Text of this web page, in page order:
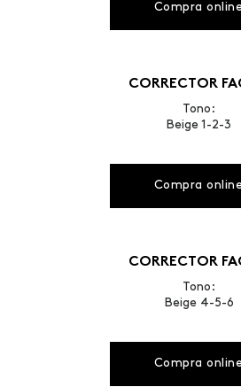
Compra
CORRECTOR
Tono:
Beige 1-2-3
Compra
CORRECTOR
Tono:
Beige 4-5-6
Compra